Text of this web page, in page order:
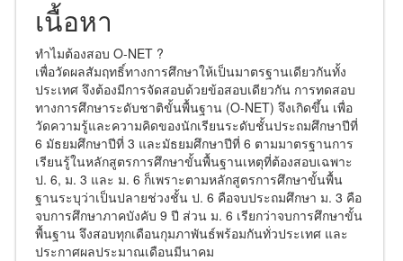
เนื้อหา
ทำไมต้องสอบ O-NET ?
เพื่อวัดผลสัมฤทธิ์ทางการศึกษาให้เป็นมาตรฐานเดียวกันทั้ง
ประเทศ จึงต้องมีการจัดสอบด้วยข้อสอบเดียวกัน การทดสอบ
ทางการศึกษาระดับชาติขั้นพื้นฐาน (O-NET) จึงเกิดขึ้น เพื่อ
วัดความรู้และความคิดของนักเรียนระดับชั้นประถมศึกษาปีที่
6 มัธยมศึกษาปีที่ 3 และมัธยมศึกษาปีที่ 6 ตามมาตรฐานการ
เรียนรู้ในหลักสูตรการศึกษาขั้นพื้นฐานเหตุที่ต้องสอบเฉพาะ
ป. 6, ม. 3 และ ม. 6 ก็เพราะตามหลักสูตรการศึกษาขั้นพื้น
ฐานระบุว่าเป็นปลายช่วงชั้น ป. 6 คือจบประถมศึกษา ม. 3 คือ
จบการศึกษาภาคบังคับ 9 ปี ส่วน ม. 6 เรียกว่าจบการศึกษาขั้น
พื้นฐาน จึงสอบทุกเดือนกุมภาพันธ์พร้อมกันทั่วประเทศ และ
ประกาศผลประมาณเดือนมีนาคม